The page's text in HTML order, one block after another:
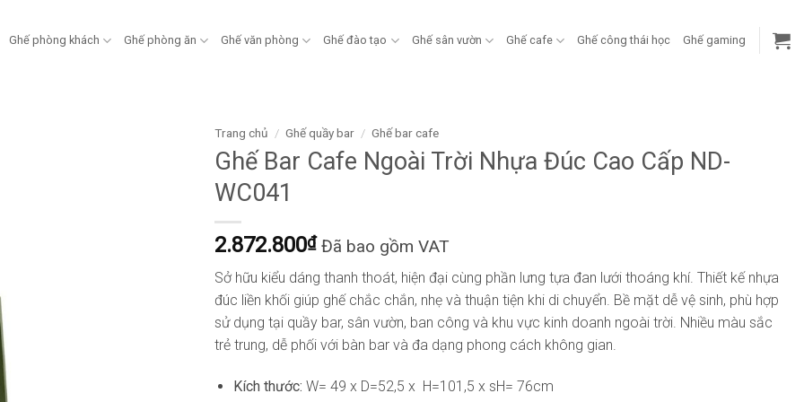
Ghế phòng khách Ghế phòng ăn Ghế văn phòng Ghế đào tạo Ghế sân vườn Ghế cafe Ghế công thái học Ghế gaming
Trang chủ / Ghế quầy bar / Ghế bar cafe
Ghế Bar Cafe Ngoài Trời Nhựa Đúc Cao Cấp ND-
WC041
2.872.800₫ Đã bao gồm VAT
Sở hữu kiểu dáng thanh thoát, hiện đại cùng phần lưng tựa đan lưới thoáng khí. Thiết kế nhựa
đúc liền khối giúp ghế chắc chắn, nhẹ và thuận tiện khi di chuyển. Bề mặt dễ vệ sinh, phù hợp
sử dụng tại quầy bar, sân vườn, ban công và khu vực kinh doanh ngoài trời. Nhiều màu sắc
trẻ trung, dễ phối với bàn bar và đa dạng phong cách không gian.
Kích thước: W= 49 x D=52,5 x H=101,5 x sH= 76cm